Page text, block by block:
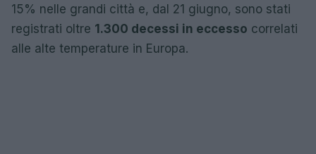
15% nelle grandi città e, dal 21 giugno, sono stati
registrati oltre 1.300 decessi in eccesso correlati
alle alte temperature in Europa.